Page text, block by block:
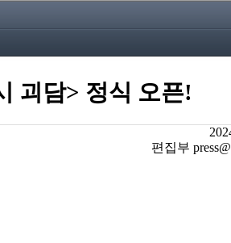
괴담> 정식 오픈!
편집부